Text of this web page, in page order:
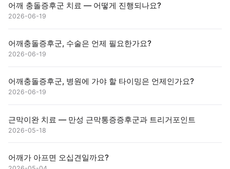
어깨 충돌증후군 치료 — 어떻게 진행되나요?
2026-06-19
어깨충돌증후군, 수술은 언제 필요한가요?
2026-06-19
어깨충돌증후군, 병원에 가야 할 타이밍은 언제인가요?
2026-06-19
근막이완 치료 — 만성 근막통증증후군과 트리거포인트
2026-05-18
어깨가 아프면 오십견일까요?